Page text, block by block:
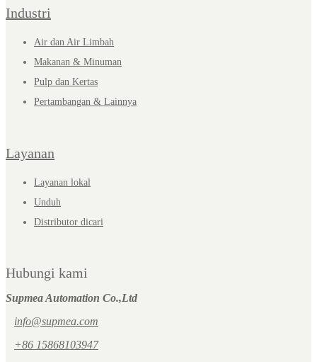
Industri
Air dan Air Limbah
Makanan & Minuman
Pulp dan Kertas
Pertambangan & Lainnya
Layanan
Layanan lokal
Unduh
Distributor dicari
Hubungi kami
Supmea Automation Co.,Ltd
info@supmea.com
+86 15868103947